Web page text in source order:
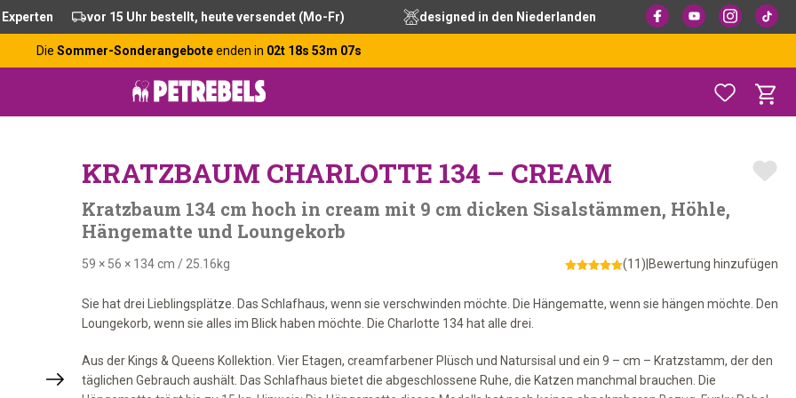
vor 15 Uhr bestellt, heute versendet (Mo-Fr) designed in den Niederlanden
Die Sommer-Sonderangeboteenden in 02t 18s 53m 06s
KRATZBAUM CHARLOTTE 134 – CREAM
Kratzbaum 134 cm hoch in cream mit 9 cm dicken Sisalstämmen, Höhle,
Hängematte und Loungekorb
59 × 56 × 134 cm / 25.16kg (11) Bewertung hinzufügen
Sie hat drei Lieblingsplätze. Das Schlafhaus, wenn sie verschwinden möchte. Die Hängematte, wenn sie hängen möchte. Den
Loungekorb, wenn sie alles im Blick haben möchte. Die Charlotte 134 hat alle drei.
Aus der Kings & Queens Kollektion. Vier Etagen, creamfarbener Plüsch und Natursisal und ein 9 – cm – Kratzstamm, der den
täglichen Gebrauch aushält. Das Schlafhaus bietet die abgeschlossene Ruhe, die Katzen manchmal brauchen. Die